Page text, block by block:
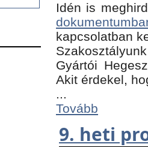
Idén is
kapcsolatban
Gyártói
Akit érdekel,
...
Tovább
9. heti